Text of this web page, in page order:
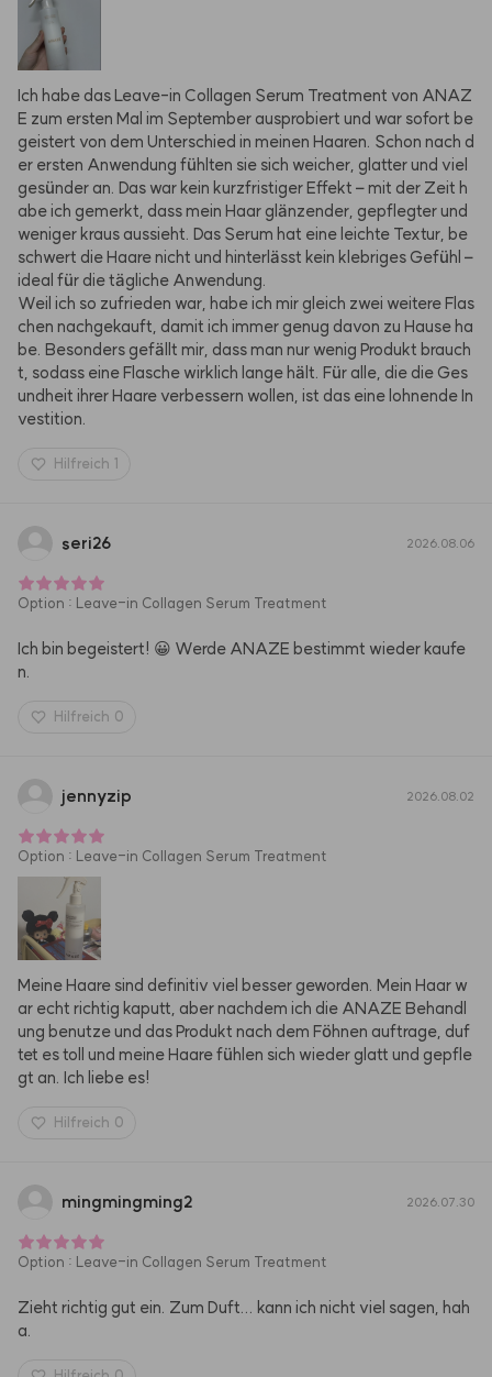
Ich habe das Leave-in Collagen Serum Treatment von ANAZ
E zum ersten Mal im September ausprobiert und war sofort be
geistert von dem Unterschied in meinen Haaren. Schon nach d
er ersten Anwendung fühlten sie sich weicher, glatter und viel
gesünder an. Das war kein kurzfristiger Effekt – mit der Zeit h
abe ich gemerkt, dass mein Haar glänzender, gepflegter und
weniger kraus aussieht. Das Serum hat eine leichte Textur, be
schwert die Haare nicht und hinterlässt kein klebriges Gefühl –
ideal für die tägliche Anwendung.
Weil ich so zufrieden war, habe ich mir gleich zwei weitere Flas
chen nachgekauft, damit ich immer genug davon zu Hause ha
be. Besonders gefällt mir, dass man nur wenig Produkt brauch
t, sodass eine Flasche wirklich lange hält. Für alle, die die Ges
undheit ihrer Haare verbessern wollen, ist das eine lohnende In
vestition.
Hilfreich 1
seri26 2026.08.06
Option : Leave-in Collagen Serum Treatment
Ich bin begeistert! 😀 Werde ANAZE bestimmt wieder kaufe
n.
Hilfreich 0
jennyzip 2026.08.02
Option : Leave-in Collagen Serum Treatment
Meine Haare sind definitiv viel besser geworden. Mein Haar w
ar echt richtig kaputt, aber nachdem ich die ANAZE Behandl
ung benutze und das Produkt nach dem Föhnen auftrage, duf
tet es toll und meine Haare fühlen sich wieder glatt und gepfle
gt an. Ich liebe es!
Hilfreich 0
mingmingming2 2026.07.30
Option : Leave-in Collagen Serum Treatment
Zieht richtig gut ein. Zum Duft... kann ich nicht viel sagen, hah
a.